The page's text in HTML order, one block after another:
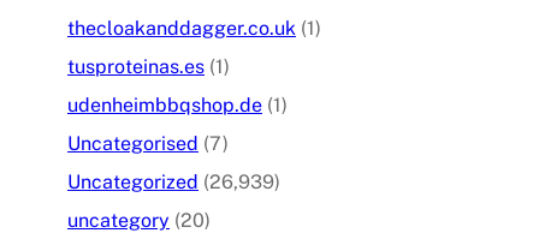
thecloakanddagger.co.uk (1)
tusproteinas.es (1)
udenheimbbqshop.de (1)
Uncategorised (7)
Uncategorized (26,939)
uncategory (20)